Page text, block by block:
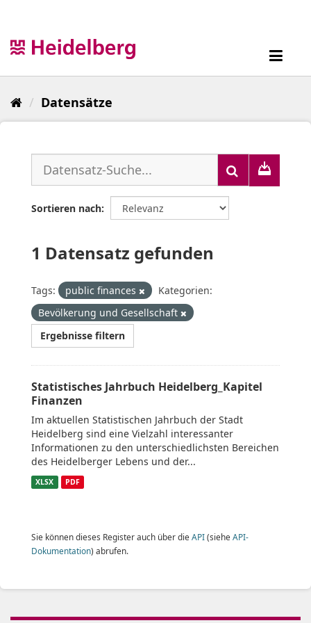
Datensätze
Sortieren nach
1 Datensatz gefunden
Tags: public finances
Kategorien:
Bevölkerung und Gesellschaft
Ergebnisse filtern
Statistisches Jahrbuch Heidelberg_Kapitel
Finanzen
Im aktuellen Statistischen Jahrbuch der Stadt
Heidelberg sind eine Vielzahl interessanter
Informationen zu den unterschiedlichsten Bereichen
des Heidelberger Lebens und der...
XLSX PDF
Sie können dieses Register auch über die API(siehe API-
Dokumentation) abrufen.